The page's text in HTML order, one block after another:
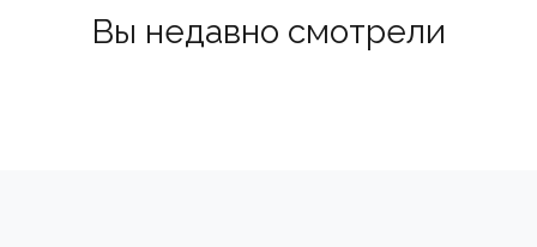
Вы недавно смотрели